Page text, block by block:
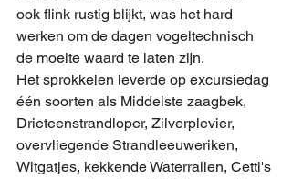
ook flink rustig blijkt, was het hard
werken om de dagen vogeltechnisch
de moeite waard te laten zijn.
Het sprokkelen leverde op excursiedag
één soorten als Middelste zaagbek,
Drieteenstrandloper, Zilverplevier,
overvliegende Strandleeuweriken,
Witgatjes, kekkende Waterrallen, Cetti's